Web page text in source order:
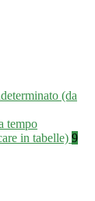
(da
tempo
in tabelle) 9